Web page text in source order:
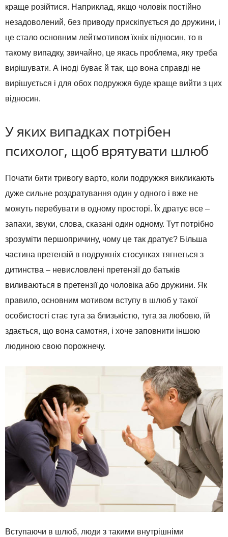
краще розійтися. Наприклад, якщо чоловік постійно
незадоволений, без приводу прискіпується до дружини, і
це стало основним лейтмотивом їхніх відносин, то в
такому випадку, звичайно, це якась проблема, яку треба
вирішувати. А іноді буває й так, що вона справді не
вирішується і для обох подружжя буде краще вийти з цих
відносин.
У яких випадках потрібен
психолог, щоб врятувати шлюб
Почати бити тривогу варто, коли подружжя викликають
дуже сильне роздратування один у одного і вже не
можуть перебувати в одному просторі. Їх дратує все –
запахи, звуки, слова, сказані один одному. Тут потрібно
зрозуміти першопричину, чому це так дратує? Більша
частина претензій в подружніх стосунках тягнеться з
дитинства – невисловлені претензії до батьків
виливаються в претензії до чоловіка або дружини. Як
правило, основним мотивом вступу в шлюб у такої
особистості стає туга за близькістю, туга за любовю, їй
здається, що вона самотня, і хоче заповнити іншою
людиною свою порожнечу.
Вступаючи в шлюб, люди з такими внутрішніми